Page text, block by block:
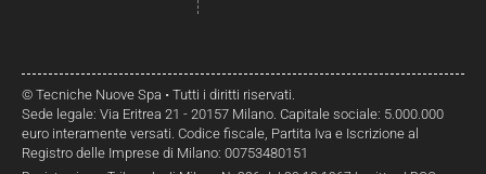
© Tecniche Nuove Spa • Tutti i diritti riservati.
Sede legale: Via Eritrea 21 - 20157 Milano. Capitale sociale: 5.000.000
euro interamente versati. Codice fiscale, Partita Iva e Iscrizione al
Registro delle Imprese di Milano: 00753480151